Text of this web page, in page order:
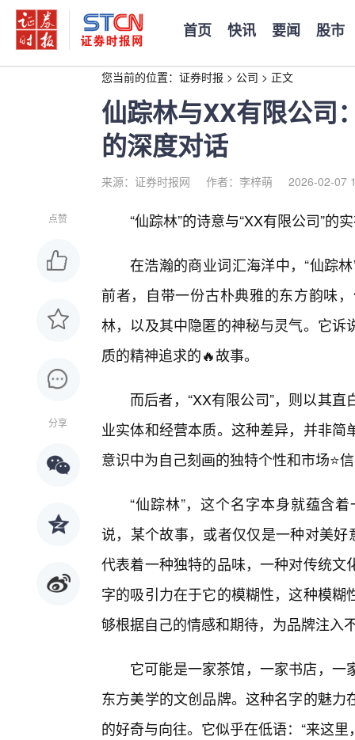
首页 快讯 要闻 股市
您当前的位置： 证券时报 > 公司 > 正文
仙踪林与XX有限公司
的深度对话
来源：证券时报网 作者：李梓萌 2026-02-07
点赞
分享
“仙踪林”的诗意与“XX有限公司”的
在浩瀚的商业词汇海洋中，“仙踪
前者，自带一份古朴典雅的东方韵味
林，以及其中隐匿的神秘与灵气。它
质的精神追求的🔥故事。
而后者，“XX有限公司”，则以其
业实体和经营本质。这种差异，并非
意识中为自己刻画的独特个性和市场⭐
“仙踪林”，这个名字本身就蕴含
说，某个故事，或者仅仅是一种对美
代表着一种独特的品味，一种对传统
字的吸引力在于它的模糊性，这种模
够根据自己的情感和期待，为品牌注入
它可能是一家茶馆，一家书店，
东方美学的文创品牌。这种名字的魅
的好奇与向往。它似乎在低语：“来这